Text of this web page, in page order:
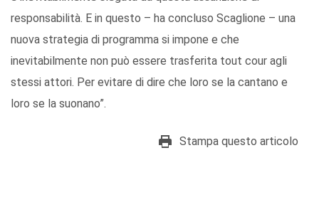
responsabilità. E in questo – ha concluso Scaglione – una
nuova strategia di programma si impone e che
inevitabilmente non può essere trasferita tout cour agli
stessi attori. Per evitare di dire che loro se la cantano e
loro se la suonano”.
Stampa questo articolo